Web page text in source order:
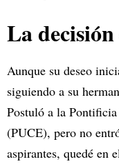
La
Aunque su deseo
siguiendo a su
Postuló a la
(PUCE), pero no
aspirantes, quedé en